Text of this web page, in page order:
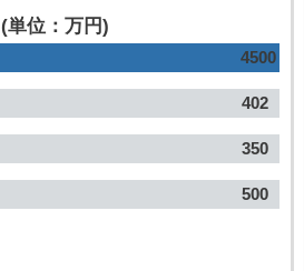
(単位：万円)
4500
402
350
500